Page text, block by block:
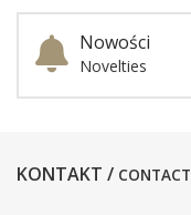
Nowości
Novelties
KONTAKT / CONTACT